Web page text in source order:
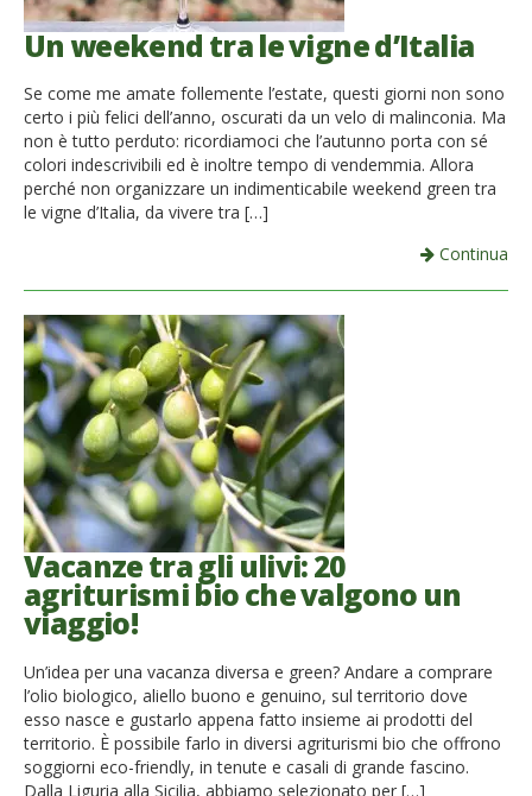
Un weekend tra le vigne d’Italia
Se come me amate follemente l’estate, questi giorni non sono
certo i più felici dell’anno, oscurati da un velo di malinconia. Ma
non è tutto perduto: ricordiamoci che l’autunno porta con sé
colori indescrivibili ed è inoltre tempo di vendemmia. Allora
perché non organizzare un indimenticabile weekend green tra
le vigne d’Italia, da vivere tra […]
Continua
Vacanze tra gli ulivi: 20
agriturismi bio che valgono un
viaggio!
Un’idea per una vacanza diversa e green? Andare a comprare
l’olio biologico, aliello buono e genuino, sul territorio dove
esso nasce e gustarlo appena fatto insieme ai prodotti del
territorio. È possibile farlo in diversi agriturismi bio che offrono
soggiorni eco-friendly, in tenute e casali di grande fascino.
Dalla Liguria alla Sicilia, abbiamo selezionato per […]